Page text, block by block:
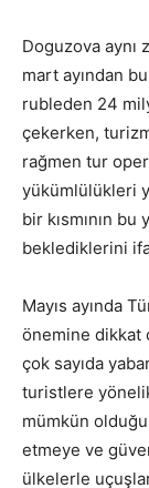
Doguzova
mart ayından
rubleden 24
çekerken,
rağmen tur
yükümlülükleri
bir kısmının bu
beklediklerini
Mayıs ayında
önemine dikkat
çok sayıda
turistlere
mümkün
etmeye ve
ülkelerle